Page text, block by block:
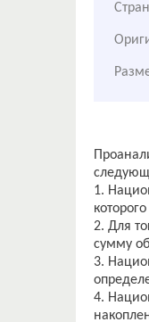
1.
2. Для
сумму
3.
4.